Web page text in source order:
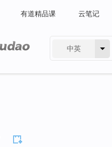
有道精品课 云笔记
中英